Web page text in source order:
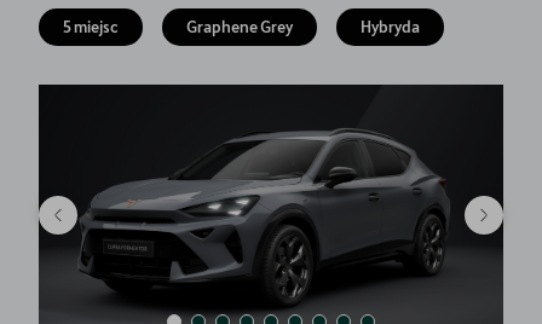
5 lat gwarancji
Oryginalne części zamienne
Kontakt
5 miejsc Graphene Grey Hybryda